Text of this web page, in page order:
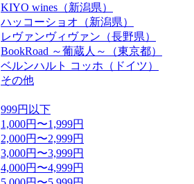
KIYO wines（新潟県）
ハッコーショオ（新潟県）
レヴァンヴィヴァン（長野県）
BookRoad ～葡蔵人～（東京都）
ベルンハルト コッホ（ドイツ）
その他
999円以下
1,000円〜1,999円
2,000円〜2,999円
3,000円〜3,999円
4,000円〜4,999円